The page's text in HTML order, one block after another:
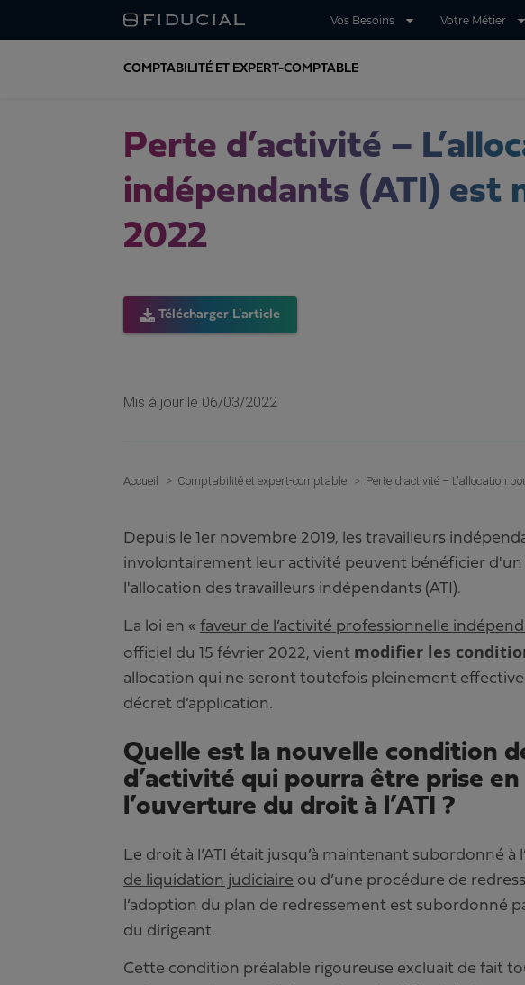
Vos Besoins Votre Métier
COMPTABILITÉ ET EXPERT-COMPTABLE
Perte d’activité –
indépendants (ATI) est
2022
Télécharger L'article
Mis à jour le 06/03/2022
Accueil Comptabilité et expert-comptable Perte d’activité – L’allocation
Depuis le 1er novembre 2019, les travailleurs
involontairement leur activité peuvent bénéficier
l'allocation des travailleurs indépendants (ATI).
La loi en « faveur de l’activité professionnelle
officiel du 15 février 2022, vient modifier les
allocation qui ne seront toutefois pleinement
décret d’application.
Quelle est la nouvelle condition
d’activité qui pourra être prise
l’ouverture du droit à l’ATI ?
Le droit à l’ATI était jusqu’à maintenant subordonné à
de liquidation judiciaire ou d’une procédure de
l’adoption du plan de redressement est subordonné
du dirigeant.
Cette condition préalable rigoureuse excluait de fait